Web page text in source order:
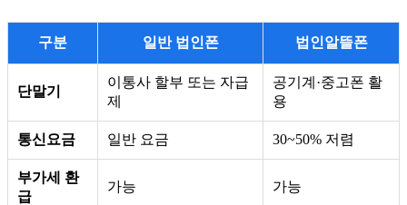
구분 일반 법인폰 법인알뜰폰
단말기
이통사 할부 또는 자급
제
공기계·중고폰 활
용
통신요금 일반 요금 30~50% 저렴
부가세 환
급
가능 가능